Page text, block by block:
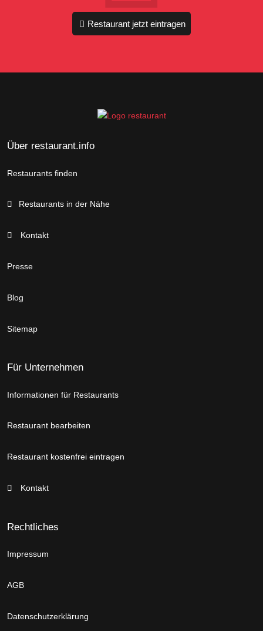
Restaurant jetzt eintragen
Über restaurant.info
Restaurants finden
Restaurants in der Nähe
Kontakt
Presse
Blog
Sitemap
Für Unternehmen
Informationen für Restaurants
Restaurant bearbeiten
Restaurant kostenfrei eintragen
Kontakt
Rechtliches
Impressum
AGB
Datenschutzerklärung